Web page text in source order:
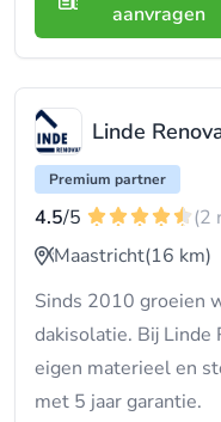
aanvragen
Linde
Premium partner
4.5/5
(2
Maastricht(16 km)
Sinds 2010 groeien
dakisolatie. Bij
eigen materieel en
met 5 jaar garantie.